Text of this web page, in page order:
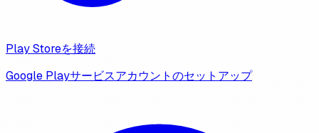
Play Storeを接続
Google Playサービスアカウントのセットアップ